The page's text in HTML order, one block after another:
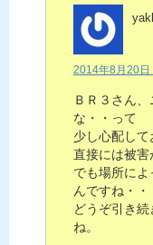
2014年8月20日
ＢＲ３さん
な・・って
少し心配して
直接には被害
でも場所に
んですね・・
どうぞ引き
ね。